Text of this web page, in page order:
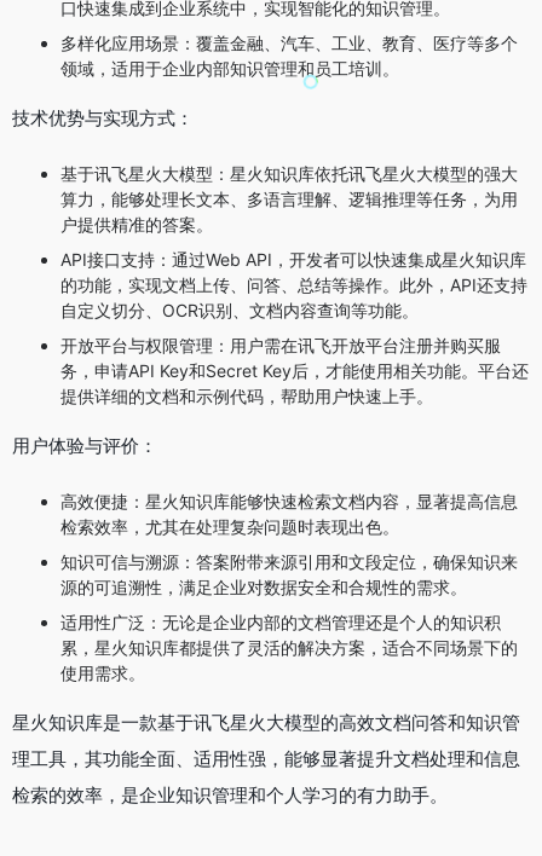
口快速集成到企业系统中，实现智能化的知识管理。
多样化应用场景：覆盖金融、汽车、工业、教育、医疗等多个
领域，适用于企业内部知识管理和员工培训。
技术优势与实现方式：
基于讯飞星火大模型：星火知识库依托讯飞星火大模型的强大
算力，能够处理长文本、多语言理解、逻辑推理等任务，为用
户提供精准的答案。
API接口支持：通过Web API，开发者可以快速集成星火知识库
的功能，实现文档上传、问答、总结等操作。此外，API还支持
自定义切分、OCR识别、文档内容查询等功能。
开放平台与权限管理：用户需在讯飞开放平台注册并购买服
务，申请API Key和Secret Key后，才能使用相关功能。平台还
提供详细的文档和示例代码，帮助用户快速上手。
用户体验与评价：
高效便捷：星火知识库能够快速检索文档内容，显著提高信息
检索效率，尤其在处理复杂问题时表现出色。
知识可信与溯源：答案附带来源引用和文段定位，确保知识来
源的可追溯性，满足企业对数据安全和合规性的需求。
适用性广泛：无论是企业内部的文档管理还是个人的知识积
累，星火知识库都提供了灵活的解决方案，适合不同场景下的
使用需求。
星火知识库是一款基于讯飞星火大模型的高效文档问答和知识管
理工具，其功能全面、适用性强，能够显著提升文档处理和信息
检索的效率，是企业知识管理和个人学习的有力助手。